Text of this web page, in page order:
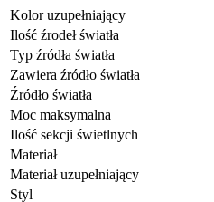
Kolor uzupełniający
Ilość źrodeł światła
Typ źródła światła
Zawiera źródło światła
Źródło światła
Moc maksymalna
Ilość sekcji świetlnych
Materiał
Materiał uzupełniający
Styl